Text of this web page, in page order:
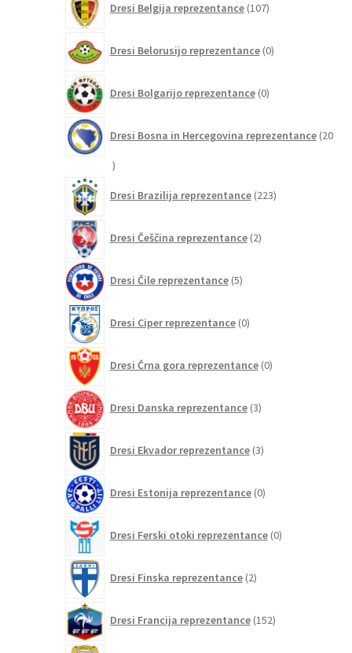
Dresi Belgija reprezentance 107izdelkov
Dresi Belorusijo reprezentance 0izdelkov
Dresi Bolgarijo reprezentance 0izdelkov
Dresi Bosna in Hercegovina reprezentance 20
20
Dresi Brazilija reprezentance 223izdelkov
Dresi Češčina reprezentance 2izdelka
Dresi Čile reprezentance 5izdelkov
Dresi Ciper reprezentance 0izdelkov
Dresi Črna gora reprezentance 0izdelkov
Dresi Danska reprezentance 3izdelki
Dresi Ekvador reprezentance 3izdelki
Dresi Estonija reprezentance 0izdelkov
Dresi Ferski otoki reprezentance 0izdelkov
Dresi Finska reprezentance 2izdelka
Dresi Francija reprezentance 152izdelkov